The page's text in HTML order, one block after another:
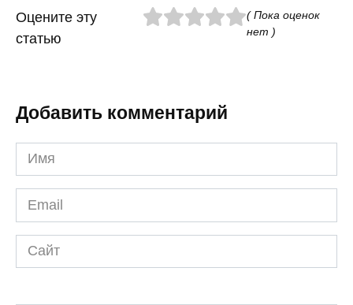
Оцените эту
статью
( Пока оценок
нет )
Добавить комментарий
Имя
*
Email
*
Сайт